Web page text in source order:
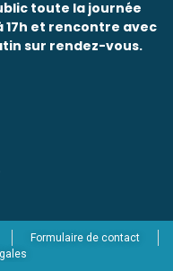
toute la journée
17h et rencontre avec
sur rendez-vous.
Formulaire de contact